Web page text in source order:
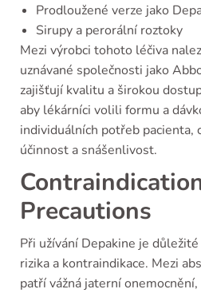
Prodloužené verze jako
Sirupy a perorální roztoky
Mezi výrobci tohoto léčiva
uznávané společnosti jako
zajišťují kvalitu a širokou
aby lékárníci volili formu a
individuálních potřeb pacienta,
účinnost a snášenlivost.
Precautions
Při užívání Depakine je
rizika a kontraindikace. Mezi
patří vážná jaterní